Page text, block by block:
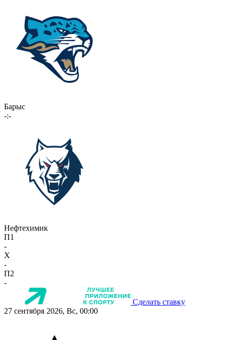
Барыс
-:-
Нефтехимик
П1
-
X
-
П2
-
Сделать ставку
27 сентября 2026, Вс, 00:00